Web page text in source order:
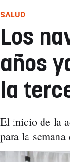
SALUD
Los
años
la
El inicio de la
para la